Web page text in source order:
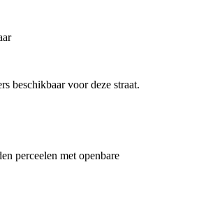
beschikbaar voor deze straat.
perceelen met openbare